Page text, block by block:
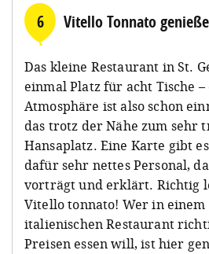
6 Vitello Tonnato
Das kleine Restaurant in St.
einmal Platz für acht Tische
Atmosphäre ist also schon
das trotz der Nähe zum sehr
Hansaplatz. Eine Karte gibt
dafür sehr nettes Personal,
vorträgt und erklärt. Richtig
Vitello tonnato! Wer in
italienischen Restaurant
Preisen essen will, ist hier